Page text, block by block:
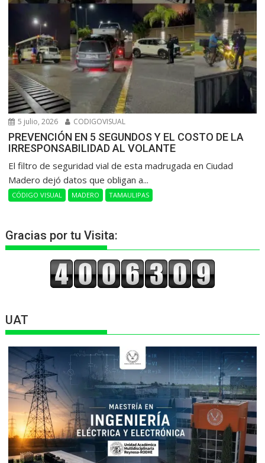
5 julio, 2026 CODIGOVISUAL
PREVENCIÓN EN 5 SEGUNDOS Y EL COSTO DE LA
IRRESPONSABILIDAD AL VOLANTE
​El filtro de seguridad vial de esta madrugada en Ciudad
Madero dejó datos que obligan a...
CÓDIGO VISUAL MADERO TAMAULIPAS
Gracias por tu Visita:
UAT